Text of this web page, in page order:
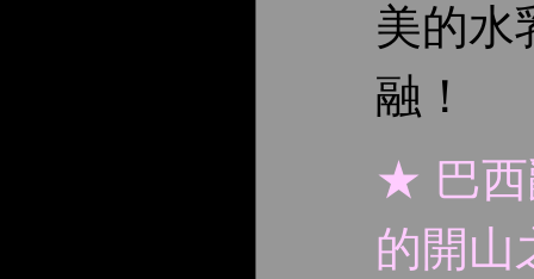
美的水
融！
★ 巴西
的開山